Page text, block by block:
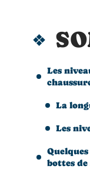
Les
La
Les
bottes